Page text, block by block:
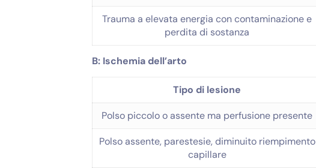
Trauma a elevata energia con contaminazione e
perdita di sostanza
B: Ischemia dell’arto
Tipo di lesione
Polso piccolo o assente ma perfusione presente
Polso assente, parestesie, diminuito riempimento
capillare